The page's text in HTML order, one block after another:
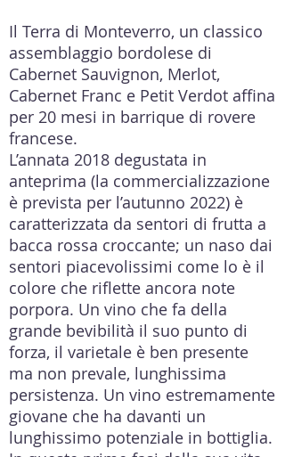
Il Terra di Monteverro, un classico
assemblaggio bordolese di
Cabernet Sauvignon, Merlot,
Cabernet Franc e Petit Verdot affina
per 20 mesi in barrique di rovere
francese.
L’annata 2018 degustata in
anteprima (la commercializzazione
è prevista per l’autunno 2022) è
caratterizzata da sentori di frutta a
bacca rossa croccante; un naso dai
sentori piacevolissimi come lo è il
colore che riflette ancora note
porpora. Un vino che fa della
grande bevibilità il suo punto di
forza, il varietale è ben presente
ma non prevale, lunghissima
persistenza. Un vino estremamente
giovane che ha davanti un
lunghissimo potenziale in bottiglia.